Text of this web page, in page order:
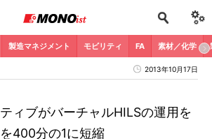
製造マネジメント モビリティ FA 素材／化学
2013年10月17日
ィブがバーチャルHILSの運用を
400分の1に短縮